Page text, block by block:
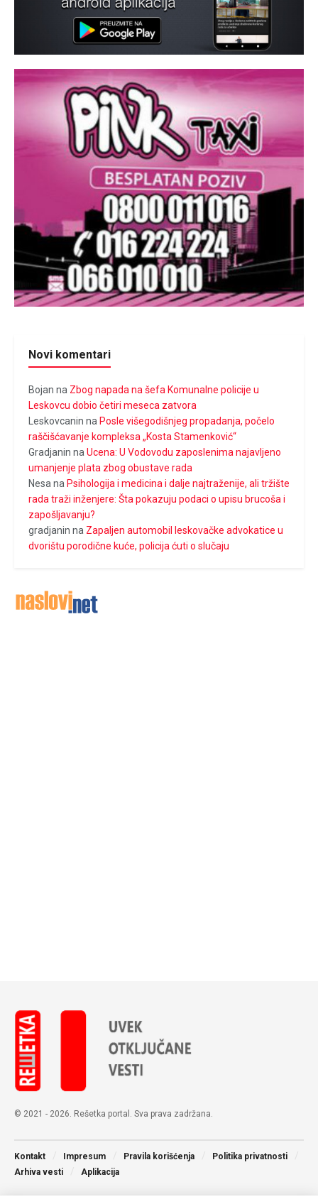
Novi komentari
Bojan na Zbog napada na šefa Komunalne policije u
Leskovcu dobio četiri meseca zatvora
Leskovcanin na Posle višegodišnjeg propadanja, počelo
raščišćavanje kompleksa „Kosta Stamenković“
Gradjanin na Ucena: U Vodovodu zaposlenima najavljeno
umanjenje plata zbog obustave rada
Nesa na Psihologija i medicina i dalje najtraženije, ali tržište
rada traži inženjere: Šta pokazuju podaci o upisu brucoša i
zapošljavanju?
gradjanin na Zapaljen automobil leskovačke advokatice u
dvorištu porodične kuće, policija ćuti o slučaju
© 2021 - 2026. Rešetka portal. Sva prava zadržana.
Kontakt Impresum Pravila korišćenja
Politika privatnosti
Arhiva vesti
Aplikacija